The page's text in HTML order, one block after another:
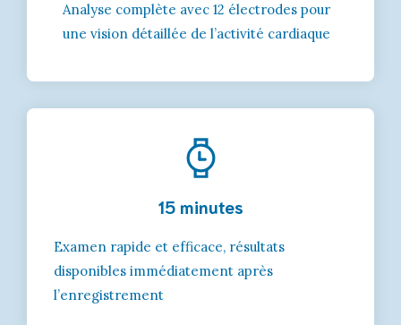
Analyse complète avec 12 électrodes pour
une vision détaillée de l’activité cardiaque
15 minutes
Examen rapide et efficace, résultats
disponibles immédiatement après
l’enregistrement